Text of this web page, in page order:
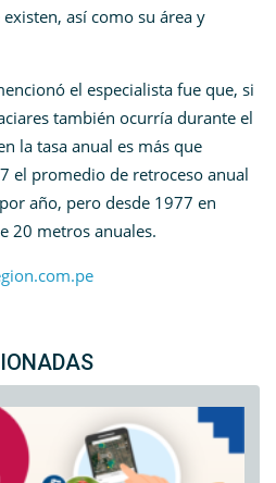
así como su área y
el especialista fue que, si
también ocurría durante el
la tasa anual es más que
el promedio de retroceso anual
año, pero desde 1977 en
20 metros anuales.